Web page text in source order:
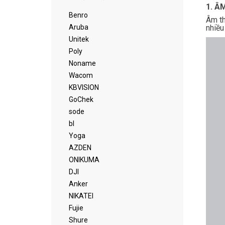
1.
Âm
Benro
Aruba
Unitek
Poly
Noname
Wacom
KBVISION
GoChek
sode
bl
Yoga
AZDEN
ONIKUMA
DJI
Anker
NIKATEI
Fujie
Shure